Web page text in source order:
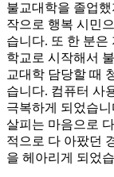
불교대학을 졸업
작으로 행복 시민
습니다. 또 한 분은
학교로 시작해서
교대학 담당할 때
습니다. 컴퓨터 사
극복하게 되었습
살피는 마음으로
적으로 다 아팠던
을 헤아리게 되었